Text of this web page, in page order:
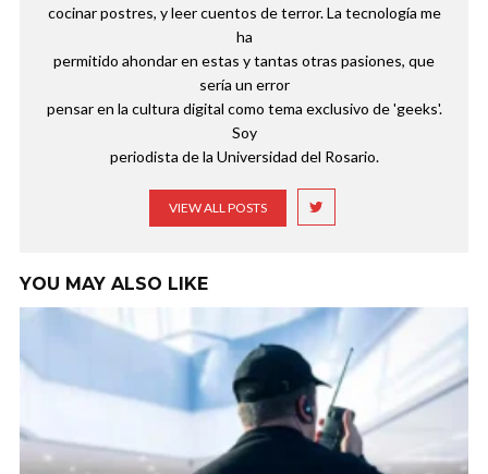
cocinar postres, y leer cuentos de terror. La tecnología me
ha
permitido ahondar en estas y tantas otras pasiones, que
sería un error
pensar en la cultura digital como tema exclusivo de 'geeks'.
Soy
periodista de la Universidad del Rosario.
VIEW ALL POSTS
YOU MAY ALSO LIKE